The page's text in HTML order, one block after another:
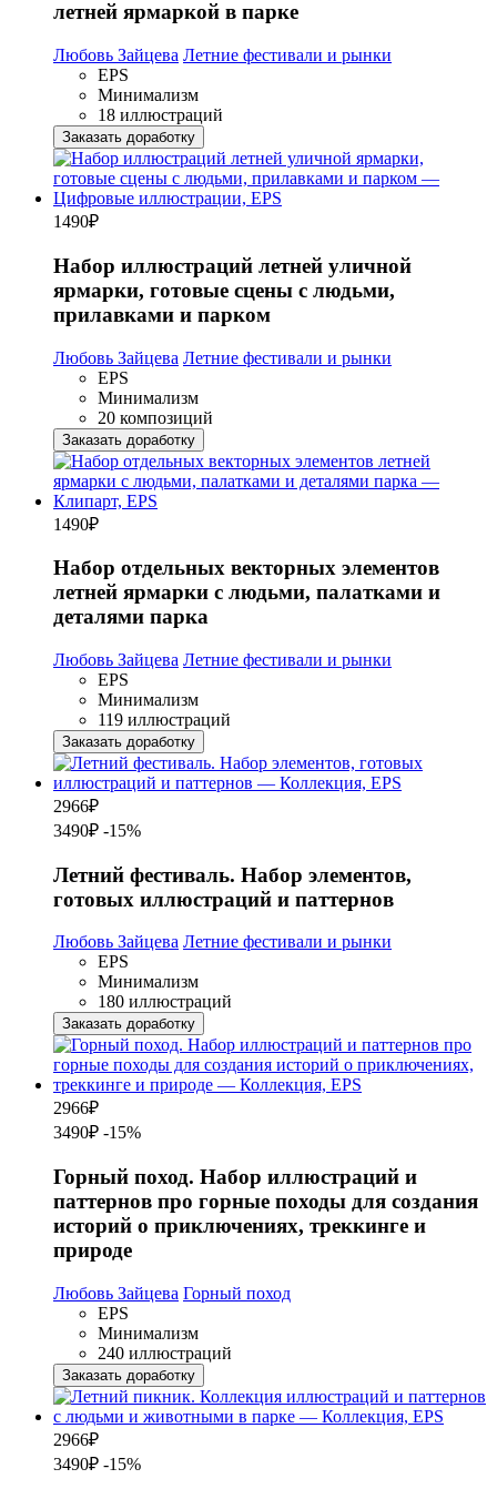
летней ярмаркой в парке
Любовь Зайцева Летние фестивали и рынки
EPS
Минимализм
18 иллюстраций
Заказать доработку
1490₽
Набор иллюстраций летней уличной
ярмарки, готовые сцены с людьми,
прилавками и парком
Любовь Зайцева Летние фестивали и рынки
EPS
Минимализм
20 композиций
Заказать доработку
1490₽
Набор отдельных векторных элементов
летней ярмарки с людьми, палатками и
деталями парка
Любовь Зайцева Летние фестивали и рынки
EPS
Минимализм
119 иллюстраций
Заказать доработку
2966₽
3490₽ -15%
Летний фестиваль. Набор элементов,
готовых иллюстраций и паттернов
Любовь Зайцева Летние фестивали и рынки
EPS
Минимализм
180 иллюстраций
Заказать доработку
2966₽
3490₽ -15%
Горный поход. Набор иллюстраций и
паттернов про горные походы для создания
историй о приключениях, треккинге и
природе
Любовь Зайцева Горный поход
EPS
Минимализм
240 иллюстраций
Заказать доработку
2966₽
3490₽ -15%